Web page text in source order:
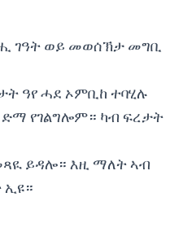
ገዓት ወይ መወሰኽታ መግቢ
ዓየ ሓደ ኦምቢከ ተባሂሉ
የገልግሎም። ካብ ፍረታት
ይዳሎ። እዚ ማለት ኣብ
ኢዩ።